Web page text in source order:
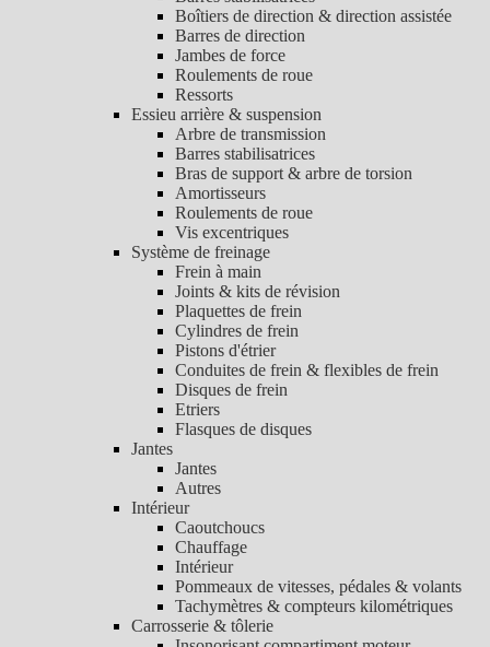
Boîtiers de direction & direction assistée
Barres de direction
Jambes de force
Roulements de roue
Ressorts
Essieu arrière & suspension
Arbre de transmission
Barres stabilisatrices
Bras de support & arbre de torsion
Amortisseurs
Roulements de roue
Vis excentriques
Système de freinage
Frein à main
Joints & kits de révision
Plaquettes de frein
Cylindres de frein
Pistons d'étrier
Conduites de frein & flexibles de frein
Disques de frein
Etriers
Flasques de disques
Jantes
Jantes
Autres
Intérieur
Caoutchoucs
Chauffage
Intérieur
Pommeaux de vitesses, pédales & volants
Tachymètres & compteurs kilométriques
Carrosserie & tôlerie